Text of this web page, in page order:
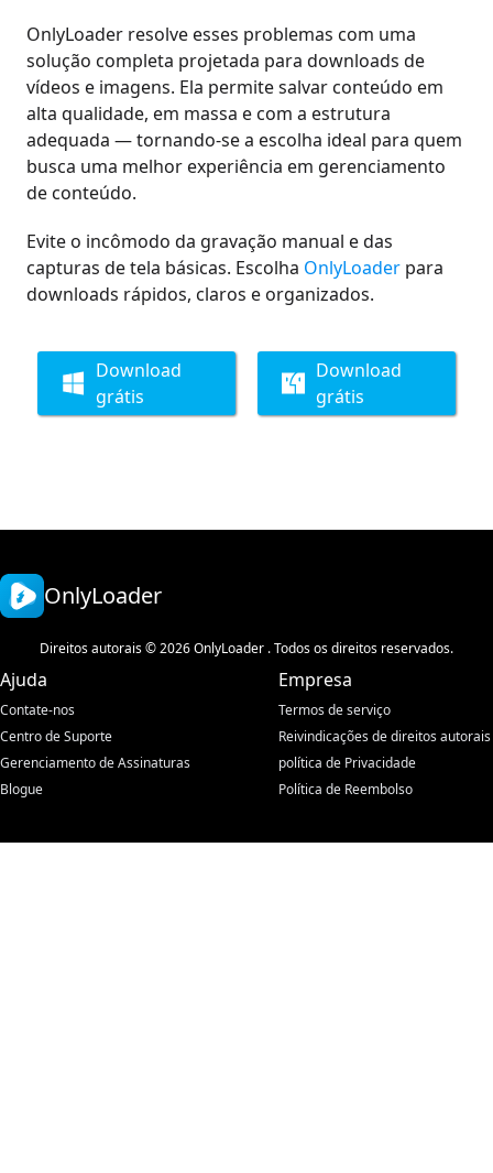
OnlyLoader resolve esses problemas com uma
solução completa projetada para downloads de
vídeos e imagens. Ela permite salvar conteúdo em
alta qualidade, em massa e com a estrutura
adequada — tornando-se a escolha ideal para quem
busca uma melhor experiência em gerenciamento
de conteúdo.
Evite o incômodo da gravação manual e das
capturas de tela básicas. Escolha OnlyLoader para
downloads rápidos, claros e organizados.
Download
grátis
Download
grátis
OnlyLoader
Direitos autorais © 2026 OnlyLoader . Todos os direitos reservados.
Ajuda
Contate-nos
Centro de Suporte
Gerenciamento de Assinaturas
Blogue
Empresa
Termos de serviço
Reivindicações de direitos autorais
política de Privacidade
Política de Reembolso